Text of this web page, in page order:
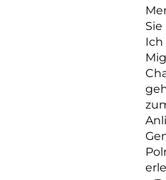
Ich